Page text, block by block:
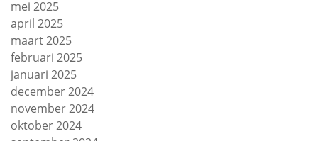
mei 2025
april 2025
maart 2025
februari 2025
januari 2025
december 2024
november 2024
oktober 2024